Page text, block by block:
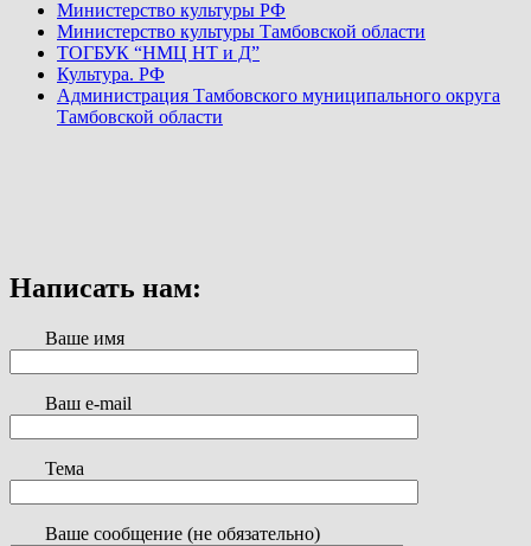
Министерство культуры РФ
Министерство культуры Тамбовской области
ТОГБУК “НМЦ НТ и Д”
Культура. РФ
Администрация Тамбовского муниципального округа
Тамбовской области
Написать нам:
Ваше имя
Ваш e-mail
Тема
Ваше сообщение (не обязательно)